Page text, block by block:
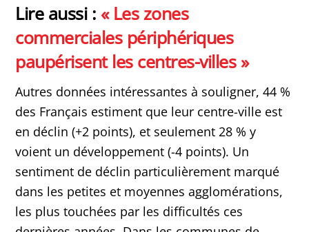
Lire aussi : « Les zones
commerciales périphériques
paupérisent les centres-villes »
Autres données intéressantes à souligner, 44 %
des Français estiment que leur centre-ville est
en déclin (+2 points), et seulement 28 % y
voient un développement (-4 points). Un
sentiment de déclin particulièrement marqué
dans les petites et moyennes agglomérations,
les plus touchées par les difficultés ces